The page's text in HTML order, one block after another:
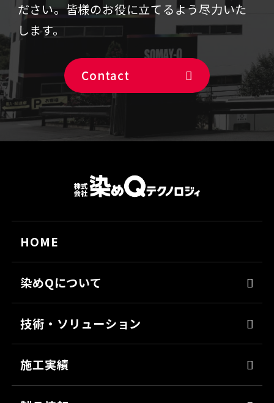
ださい。皆様のお役に立てるよう尽力いた
します。
Contact
HOME
染めQについて
会社概要
沿革
技術・ソリューション
施工実績